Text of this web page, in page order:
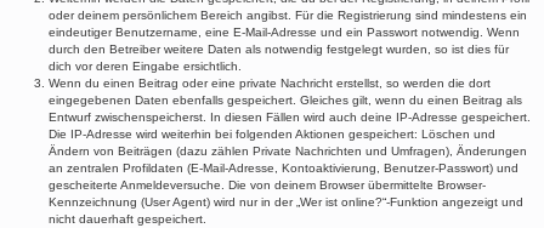
oder deinem persönlichem Bereich angibst. Für die Registrierung sind mindestens ein
eindeutiger Benutzername, eine E-Mail-Adresse und ein Passwort notwendig. Wenn
durch den Betreiber weitere Daten als notwendig festgelegt wurden, so ist dies für
dich vor deren Eingabe ersichtlich.
Wenn du einen Beitrag oder eine private Nachricht erstellst, so werden die dort
eingegebenen Daten ebenfalls gespeichert. Gleiches gilt, wenn du einen Beitrag als
Entwurf zwischenspeicherst. In diesen Fällen wird auch deine IP-Adresse gespeichert.
Die IP-Adresse wird weiterhin bei folgenden Aktionen gespeichert: Löschen und
Ändern von Beiträgen (dazu zählen Private Nachrichten und Umfragen), Änderungen
an zentralen Profildaten (E-Mail-Adresse, Kontoaktivierung, Benutzer-Passwort) und
gescheiterte Anmeldeversuche. Die von deinem Browser übermittelte Browser-
Kennzeichnung (User Agent) wird nur in der „Wer ist online?“-Funktion angezeigt und
nicht dauerhaft gespeichert.